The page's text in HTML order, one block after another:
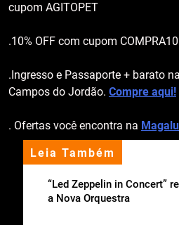
Leia Também
“Led Zeppelin in Concert”
a Nova Orquestra
cupom AGITOPET
.10% OFF com cupom
.Ingresso e Passaporte + barato na
Campos do Jordão. Compre aqui!
. Ofertas você encontra na Magalu
apoio